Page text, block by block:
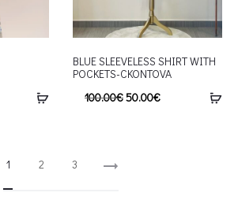
BLUE SLEEVELESS SHIRT WITH
POCKETS-CKONTOVA
100.00€50.00€
1 2 3